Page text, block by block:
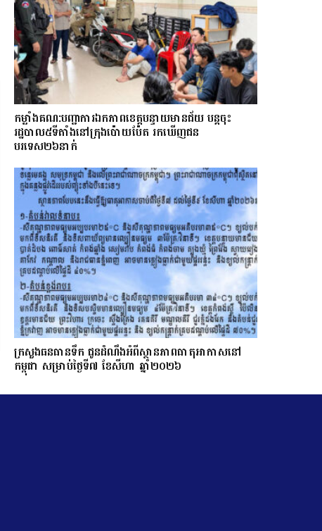
កម្លាំងគណ:បញ្ជាការឯកភាពខេត្តបន្ទាយមានជ័យ បន្តចុះ
រដ្ឋបាល៥ទីតាំងនៅក្រុងប៉ោយប៉ែត រកឃើញជន
បរទេស២៦នាក់
ក្រសួងធនធានទឹក ជូនដំណឹងអំពីស្ថានភាពធាតុអាកាសនៅ
កម្ពុជា សម្រាប់ថ្ងៃទី៧ ខែសីហា ឆ្នាំ២០២៦